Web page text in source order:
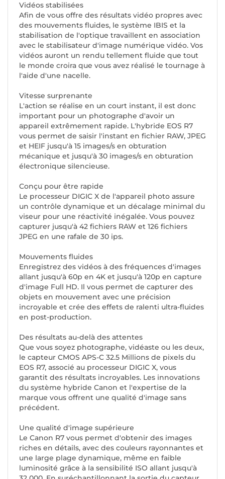
Vidéos stabilisées
Afin de vous offre des résultats vidéo propres avec
des mouvements fluides, le système IBIS et la
stabilisation de l'optique travaillent en association
avec le stabilisateur d'image numérique vidéo. Vos
vidéos auront un rendu tellement fluide que tout
le monde croira que vous avez réalisé le tournage à
l'aide d'une nacelle.
Vitesse surprenante
L'action se réalise en un court instant, il est donc
important pour un photographe d'avoir un
appareil extrêmement rapide. L'hybride EOS R7
vous permet de saisir l'instant en fichier RAW, JPEG
et HEIF jusqu'à 15 images/s en obturation
mécanique et jusqu'à 30 images/s en obturation
électronique silencieuse.
Conçu pour être rapide
Le processeur DIGIC X de l'appareil photo assure
un contrôle dynamique et un décalage minimal du
viseur pour une réactivité inégalée. Vous pouvez
capturer jusqu'à 42 fichiers RAW et 126 fichiers
JPEG en une rafale de 30 ips.
Mouvements fluides
Enregistrez des vidéos à des fréquences d'images
allant jusqu'à 60p en 4K et jusqu'à 120p en capture
d'image Full HD. Il vous permet de capturer des
objets en mouvement avec une précision
incroyable et crée des effets de ralenti ultra-fluides
en post-production.
Des résultats au-delà des attentes
Que vous soyez photographe, vidéaste ou les deux,
le capteur CMOS APS-C 32.5 Millions de pixels du
EOS R7, associé au processeur DIGIC X, vous
garantit des résultats incroyables. Les innovations
du système hybride Canon et l'expertise de la
marque vous offrent une qualité d'image sans
précédent.
Une qualité d'image supérieure
Le Canon R7 vous permet d'obtenir des images
riches en détails, avec des couleurs rayonnantes et
une large plage dynamique, même en faible
luminosité grâce à la sensibilité ISO allant jusqu'à